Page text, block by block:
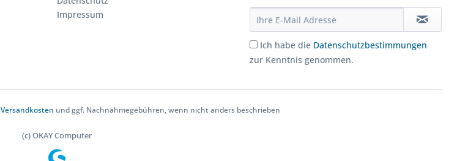
Impressum
Ich habe die Datenschutzbestimmungen
zur Kenntnis genommen.
Versandkosten und ggf. Nachnahmegebühren, wenn nicht anders beschrieben
(c) OKAY Computer